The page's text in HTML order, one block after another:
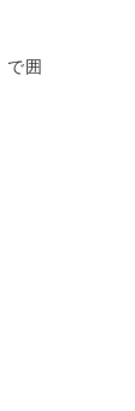
で囲